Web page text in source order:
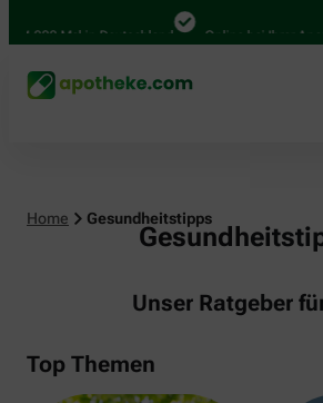
Mal in Deutschland Online bei Ihrer Apotheke
Home Gesundheitstipps
Unser Ratgeber
Top Themen